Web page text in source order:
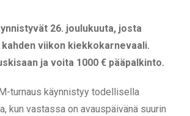
26. joulukuuta, josta
kahden viikon kiekkokarnevaali.
ja voita 1000 € pääpalkinto.
turnaus käynnistyy todellisella
kun vastassa on avauspäivänä suurin